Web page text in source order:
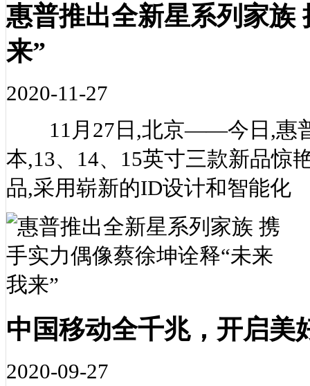
惠普推出全新星系列家族
来”
2020-11-27
11月27日,北京——今日,惠普
本,13、14、15英寸三款新品惊
品,采用崭新的ID设计和智能化
中国移动全千兆，开启美
2020-09-27